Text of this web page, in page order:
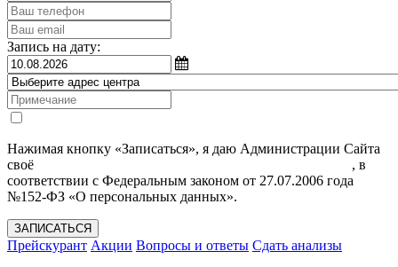
Запись на дату:
Нажимая кнопку «Записаться», я даю Администрации Сайта
своё
, в
соответствии с Федеральным законом от 27.07.2006 года
№152-ФЗ «О персональных данных».
ЗАПИСАТЬСЯ
Прейскурант Акции Вопросы и ответы Сдать анализы